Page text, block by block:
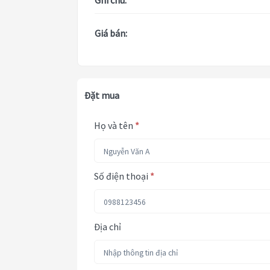
Giá bán:
Đặt mua
Họ và tên *
Số điện thoại *
Địa chỉ